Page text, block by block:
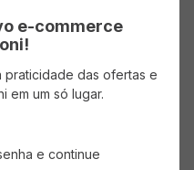
e-commerce
das ofertas e
em um só lugar.
e continue